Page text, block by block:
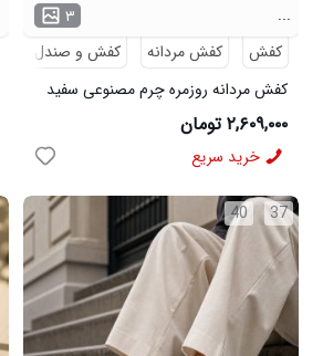
۳
...
کفش
کفش مردانه
کفش و صندل
کفش مردانه روزمره چرم مصنوعی سفید
سرمه ای On Running مدل 50918
۲,۶۰۹,۰۰۰ تومان
خرید سریع
37
40